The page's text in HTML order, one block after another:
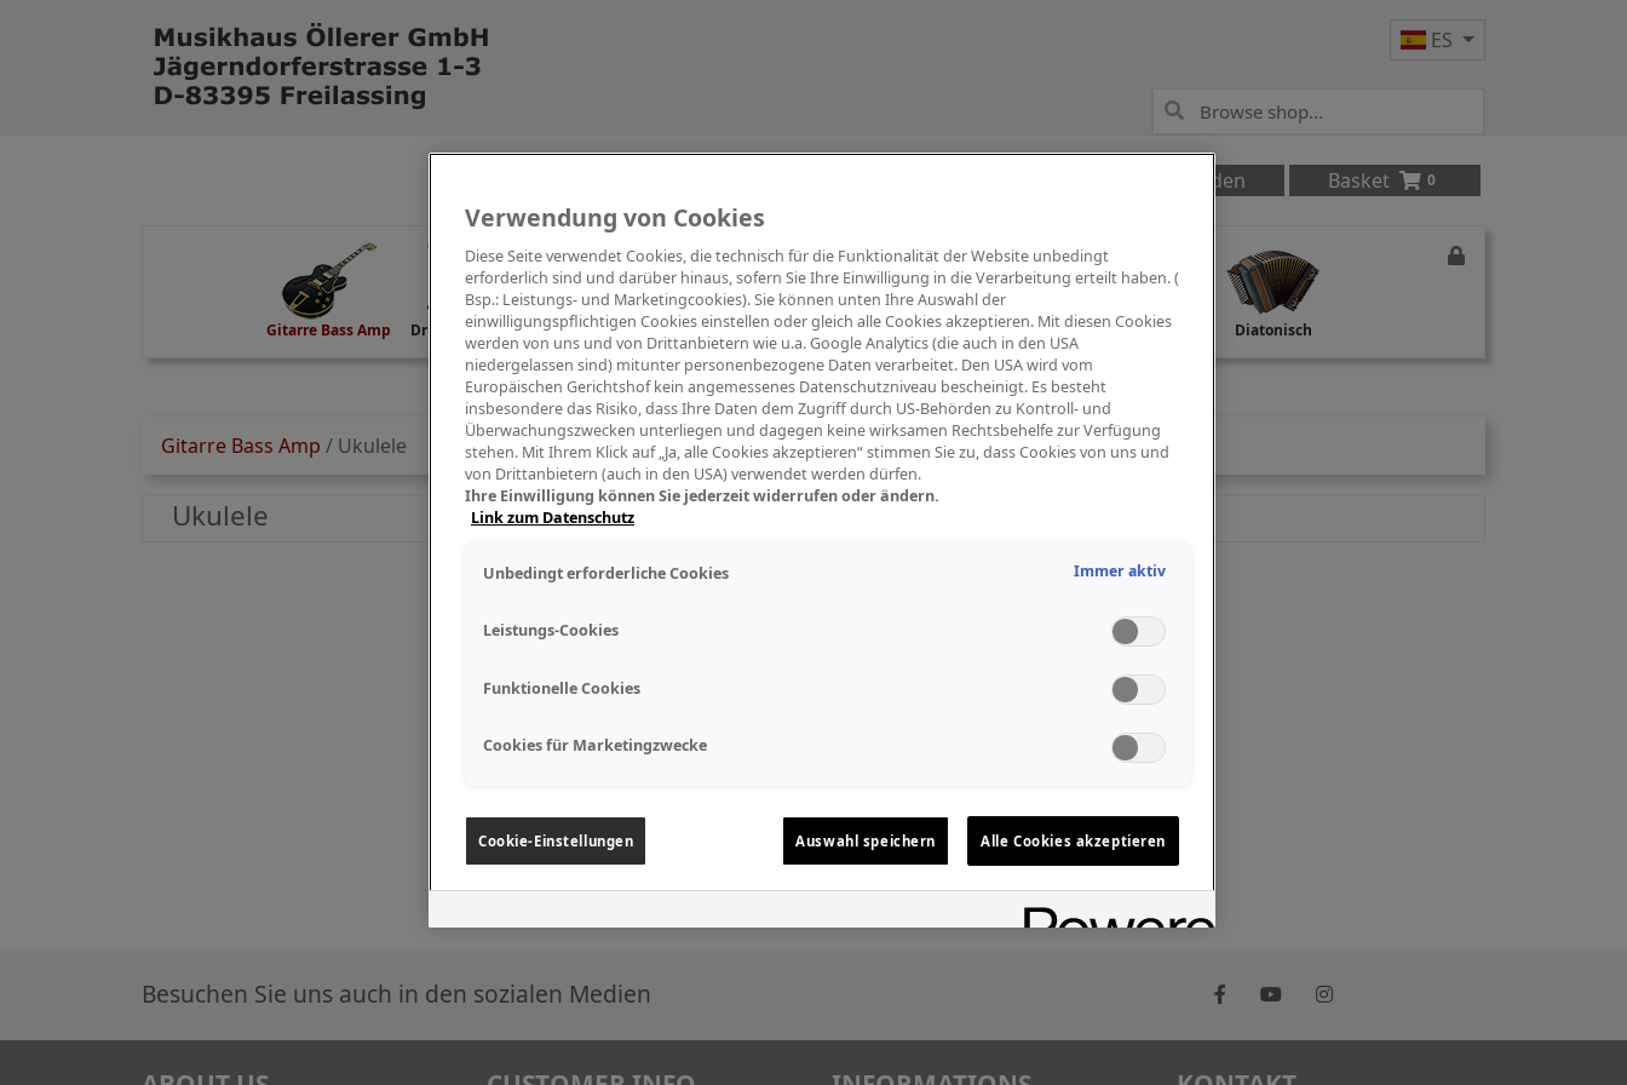
ES
Anmelden Basket 0
Gitarre Bass Amp Drums Percussion Digitalpiano Keys Blasinstrumente Orchester PA Mikrofon Studio Recording Diatonisch
Gitarre Bass Amp / Ukulele
Ukulele
Besuchen Sie uns auch in den sozialen Medien
Verwendung von Cookies
Diese Seite verwendet Cookies, die technisch für die Funktionalität der Website unbedingt
erforderlich sind und darüber hinaus, sofern Sie Ihre Einwilligung in die Verarbeitung erteilt haben. (
Bsp.: Leistungs- und Marketingcookies). Sie können unten Ihre Auswahl der
einwilligungspflichtigen Cookies einstellen oder gleich alle Cookies akzeptieren. Mit diesen Cookies
werden von uns und von Drittanbietern wie u.a. Google Analytics (die auch in den USA
niedergelassen sind) mitunter personenbezogene Daten verarbeitet. Den USA wird vom
Europäischen Gerichtshof kein angemessenes Datenschutzniveau bescheinigt. Es besteht
insbesondere das Risiko, dass Ihre Daten dem Zugriff durch US-Behörden zu Kontroll- und
Überwachungszwecken unterliegen und dagegen keine wirksamen Rechtsbehelfe zur Verfügung
stehen. Mit Ihrem Klick auf „Ja, alle Cookies akzeptieren“ stimmen Sie zu, dass Cookies von uns und
von Drittanbietern (auch in den USA) verwendet werden dürfen.
Ihre Einwilligung können Sie jederzeit widerrufen oder ändern.
Link zum Datenschutz
Unbedingt erforderliche Cookies Immer aktiv
Leistungs-Cookies
Funktionelle Cookies
Cookies für Marketingzwecke
Cookie-Einstellungen Auswahl speichern Alle Cookies akzeptieren